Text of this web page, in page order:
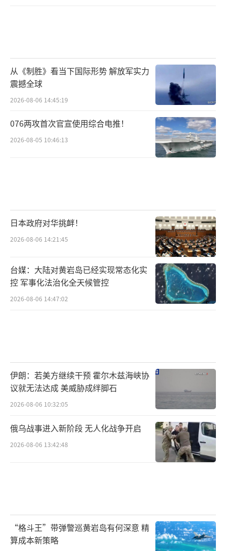
从《制胜》看当下国际形势 解放军实力
震撼全球
2026-08-06 14:45:19
076两攻首次官宣使用综合电推！
2026-08-05 10:46:13
日本政府对华挑衅！
2026-08-06 14:21:45
台媒：大陆对黄岩岛已经实现常态化实
控 军事化法治化全天候管控
2026-08-06 14:47:02
伊朗：若美方继续干预 霍尔木兹海峡协
议就无法达成 美威胁成绊脚石
2026-08-06 10:32:05
俄乌战事进入新阶段 无人化战争开启
2026-08-06 13:42:48
“格斗王”带弹警巡黄岩岛有何深意 精
算成本新策略